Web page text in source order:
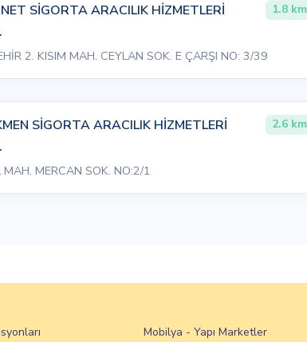
SİGORTA ARACILIK HİZMETLERİ
1.8 km
2. KISIM MAH. CEYLAN SOK. E ÇARŞI NO: 3/39
SİGORTA ARACILIK HİZMETLERİ
2.6 km
MERCAN SOK. NO:2/1
Mobilya - Yapı Marketler